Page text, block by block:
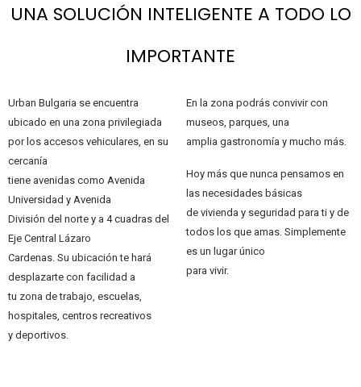
UNA SOLUCIÓN INTELIGENTE A TODO LO
IMPORTANTE
Urban Bulgaria se encuentra
ubicado en una zona privilegiada
por los accesos vehiculares, en su
cercanía
tiene avenidas como Avenida
Universidad y Avenida
División del norte y a 4 cuadras del
Eje Central Lázaro
Cardenas. Su ubicación te hará
desplazarte con facilidad a
tu zona de trabajo, escuelas,
hospitales, centros recreativos
y deportivos.
En la zona podrás convivir con
museos, parques, una
amplia gastronomía y mucho más.
Hoy más que nunca pensamos en
las necesidades básicas
de vivienda y seguridad para ti y de
todos los que amas. Simplemente
es un lugar único
para vivir.